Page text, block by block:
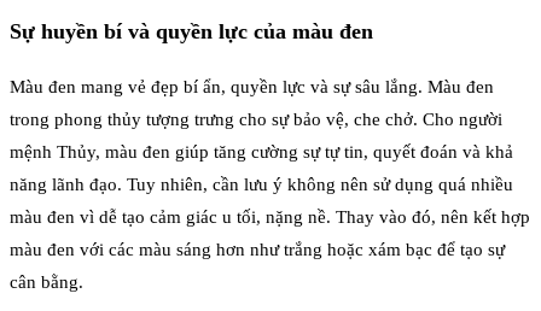
Sự huyền bí và quyền lực của màu đen
Màu đen mang vẻ đẹp bí ẩn, quyền lực và sự sâu lắng. Màu đen
trong phong thủy tượng trưng cho sự bảo vệ, che chở. Cho người
mệnh Thủy, màu đen giúp tăng cường sự tự tin, quyết đoán và khả
năng lãnh đạo. Tuy nhiên, cần lưu ý không nên sử dụng quá nhiều
màu đen vì dễ tạo cảm giác u tối, nặng nề. Thay vào đó, nên kết hợp
màu đen với các màu sáng hơn như trắng hoặc xám bạc để tạo sự
cân bằng.